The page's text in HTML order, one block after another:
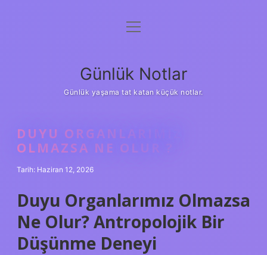
Anasayfa
Yasal Uyarı
menüyü
Günlük Notlar
Günlük yaşama tat katan küçük notlar.
DUYU ORGANLARIMIZ
OLMAZSA NE OLUR ?
Tarih: Haziran 12, 2026
Duyu Organlarımız Olmazsa
Ne Olur? Antropolojik Bir
Düşünme Deneyi